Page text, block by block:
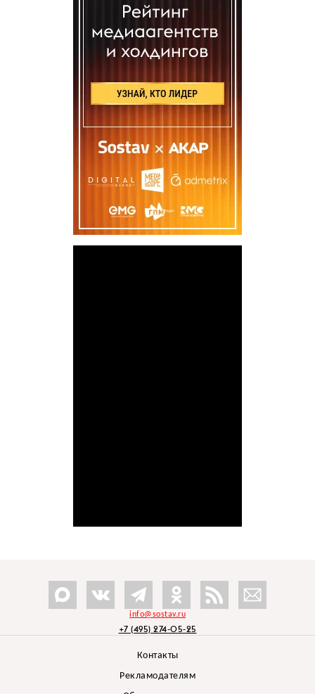
info@sostav.ru
+7 (495) 274-05-25
Контакты
Рекламодателям